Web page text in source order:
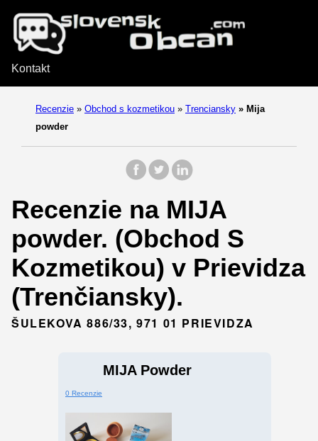
Kontakt
Recenzie » Obchod s kozmetikou » Trenciansky » Mija
powder
Recenzie na MIJA
powder. (Obchod S
Kozmetikou) v Prievidza
(Trenčiansky).
ŠULEKOVA 886/33, 971 01 PRIEVIDZA
MIJA Powder
0 Recenzie